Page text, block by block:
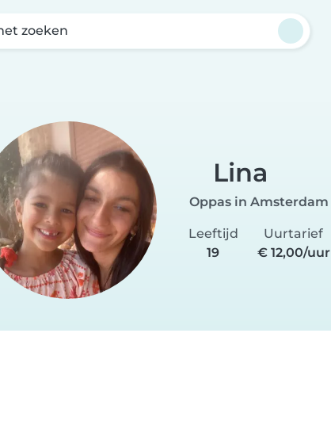
zoeken
Lina
Oppas in Amsterdam
Leeftijd
19
Uurtarief
€ 12,00/uur